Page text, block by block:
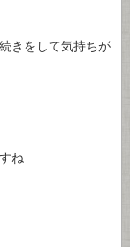
きをして気持ちが
ね